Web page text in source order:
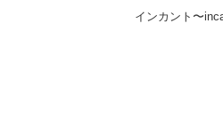
インカント〜